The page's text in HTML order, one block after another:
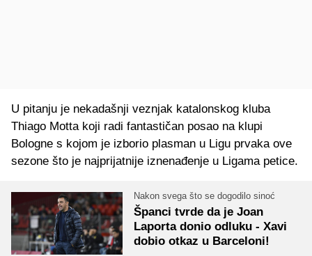
U pitanju je nekadašnji veznjak katalonskog kluba
Thiago Motta koji radi fantastičan posao na klupi
Bologne s kojom je izborio plasman u Ligu prvaka ove
sezone što je najprijatnije iznenađenje u Ligama petice.
Nakon svega što se dogodilo sinoć
Španci tvrde da je Joan
Laporta donio odluku - Xavi
dobio otkaz u Barceloni!